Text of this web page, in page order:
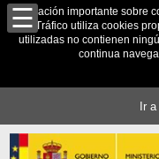
Información importante sobre
de Tráfico utiliza cookies
utilizadas no contienen
continua
Ir